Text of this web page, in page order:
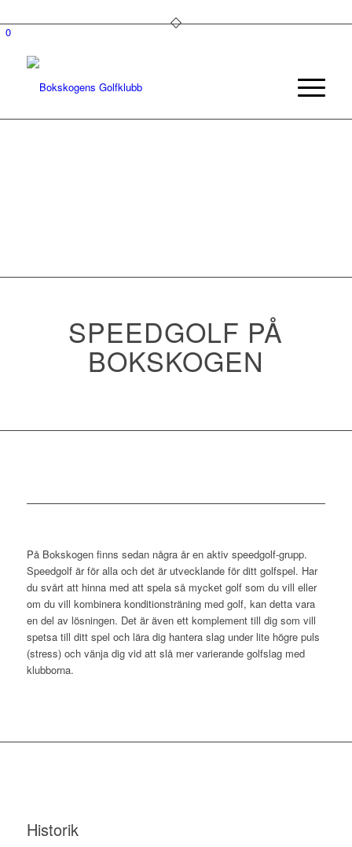
0
SPEEDGOLF PÅ
BOKSKOGEN
På Bokskogen finns sedan några år en aktiv speedgolf-grupp.
Speedgolf är för alla och det är utvecklande för ditt golfspel. Har
du svårt att hinna med att spela så mycket golf som du vill eller
om du vill kombinera konditionsträning med golf, kan detta vara
en del av lösningen. Det är även ett komplement till dig som vill
spetsa till ditt spel och lära dig hantera slag under lite högre puls
(stress) och vänja dig vid att slå mer varierande golfslag med
klubborna.
Historik